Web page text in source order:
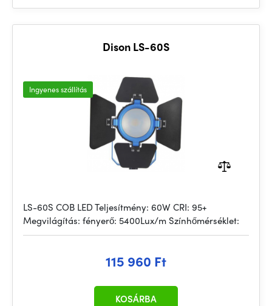
Dison LS-60S
Ingyenes szállítás
LS-60S COB LED Teljesítmény: 60W CRI: 95+
Megvilágítás: fényerő: 5400Lux/m Színhőmérséklet:
115 960 Ft
KOSÁRBA